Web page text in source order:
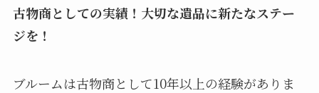
古物商としての実績！大切な遺品に新たなステー
ジを！
ブルームは古物商として10年以上の経験がありま